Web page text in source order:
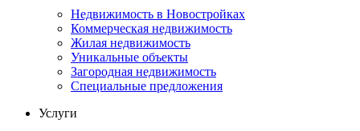
Недвижимость в Новостройках
Коммерческая недвижимость
Жилая недвижимость
Уникальные объекты
Загородная недвижимость
Специальные предложения
Услуги